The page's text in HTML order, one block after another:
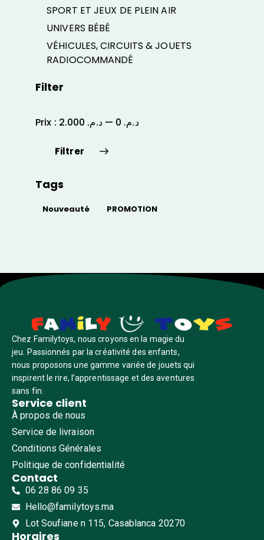
SPORT ET JEUX DE PLEIN AIR
UNIVERS BÉBÉ
VÉHICULES, CIRCUITS & JOUETS
RADIOCOMMANDÉ
Filter
Filtrer
Prix : د.م. 0 —د.م. 2.000
Tags
Nouveauté PROMOTION
Chez Familytoys, nous croyons en la magie du
jeu. Passionnés par la créativité des enfants,
nous proposons une gamme variée de jouets qui
inspirent le rire, l’apprentissage et des aventures
sans fin.
Service client
À propos de nous
Service de livraison
Conditions Générales
Politique de confidentialité
Contact
06 28 86 09 35
Hello@familytoys.ma
Lot Soufiane n 115, Casablanca 20270
Horaires